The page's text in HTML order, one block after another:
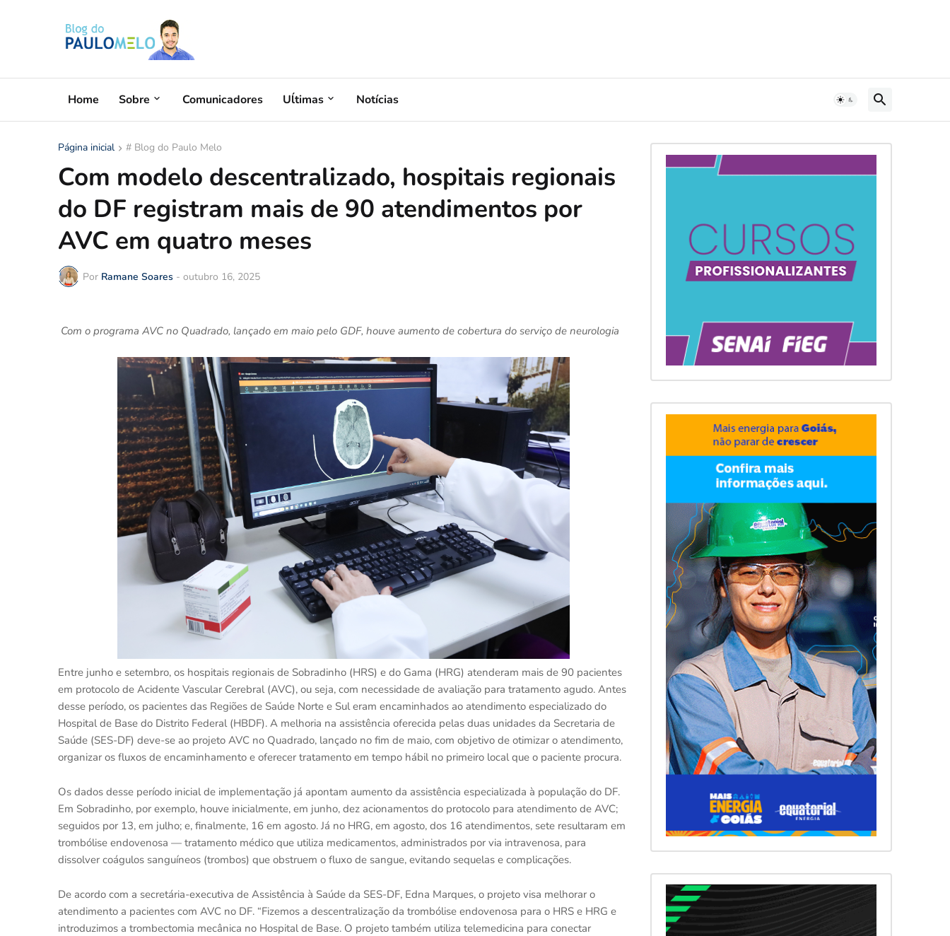
Home Sobre Comunicadores Uĺtimas Notícias
Página inicial # Blog do Paulo Melo
Com modelo descentralizado, hospitais regionais
do DF registram mais de 90 atendimentos por
AVC em quatro meses
Por Ramane Soares - outubro 16, 2025
Com o programa AVC no Quadrado, lançado em maio pelo GDF, houve aumento de cobertura do serviço de neurologia
Entre junho e setembro, os hospitais regionais de Sobradinho (HRS) e do Gama (HRG) atenderam mais de 90 pacientes
em protocolo de Acidente Vascular Cerebral (AVC), ou seja, com necessidade de avaliação para tratamento agudo. Antes
desse período, os pacientes das Regiões de Saúde Norte e Sul eram encaminhados ao atendimento especializado do
Hospital de Base do Distrito Federal (HBDF). A melhoria na assistência oferecida pelas duas unidades da Secretaria de
Saúde (SES-DF) deve-se ao projeto AVC no Quadrado, lançado no fim de maio, com objetivo de otimizar o atendimento,
organizar os fluxos de encaminhamento e oferecer tratamento em tempo hábil no primeiro local que o paciente procura.
Os dados desse período inicial de implementação já apontam aumento da assistência especializada à população do DF.
Em Sobradinho, por exemplo, houve inicialmente, em junho, dez acionamentos do protocolo para atendimento de AVC;
seguidos por 13, em julho; e, finalmente, 16 em agosto. Já no HRG, em agosto, dos 16 atendimentos, sete resultaram em
trombólise endovenosa — tratamento médico que utiliza medicamentos, administrados por via intravenosa, para
dissolver coágulos sanguíneos (trombos) que obstruem o fluxo de sangue, evitando sequelas e complicações.
De acordo com a secretária-executiva de Assistência à Saúde da SES-DF, Edna Marques, o projeto visa melhorar o
atendimento a pacientes com AVC no DF. “Fizemos a descentralização da trombólise endovenosa para o HRS e HRG e
introduzimos a trombectomia mecânica no Hospital de Base. O projeto também utiliza telemedicina para conectar